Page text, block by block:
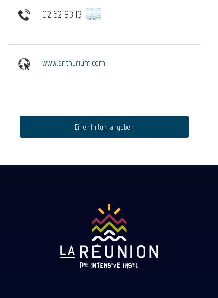
02 62 93 13 ▒▒
www.anthurium.com
Einen Irrtum angeben